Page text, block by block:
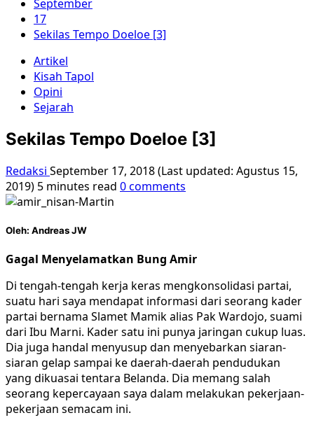
September
17
Sekilas Tempo Doeloe [3]
Artikel
Kisah Tapol
Opini
Sejarah
Sekilas Tempo Doeloe [3]
Redaksi September 17, 2018 (Last updated: Agustus 15,
2019) 5 minutes read 0 comments
Oleh: Andreas JW
Gagal Menyelamatkan Bung Amir
Di tengah-tengah kerja keras mengkonsolidasi partai,
suatu hari saya mendapat informasi dari seorang kader
partai bernama Slamet Mamik alias Pak Wardojo, suami
dari Ibu Marni. Kader satu ini punya jaringan cukup luas.
Dia juga handal menyusup dan menyebarkan siaran-
siaran gelap sampai ke daerah-daerah pendudukan
yang dikuasai tentara Belanda. Dia memang salah
seorang kepercayaan saya dalam melakukan pekerjaan-
pekerjaan semacam ini.